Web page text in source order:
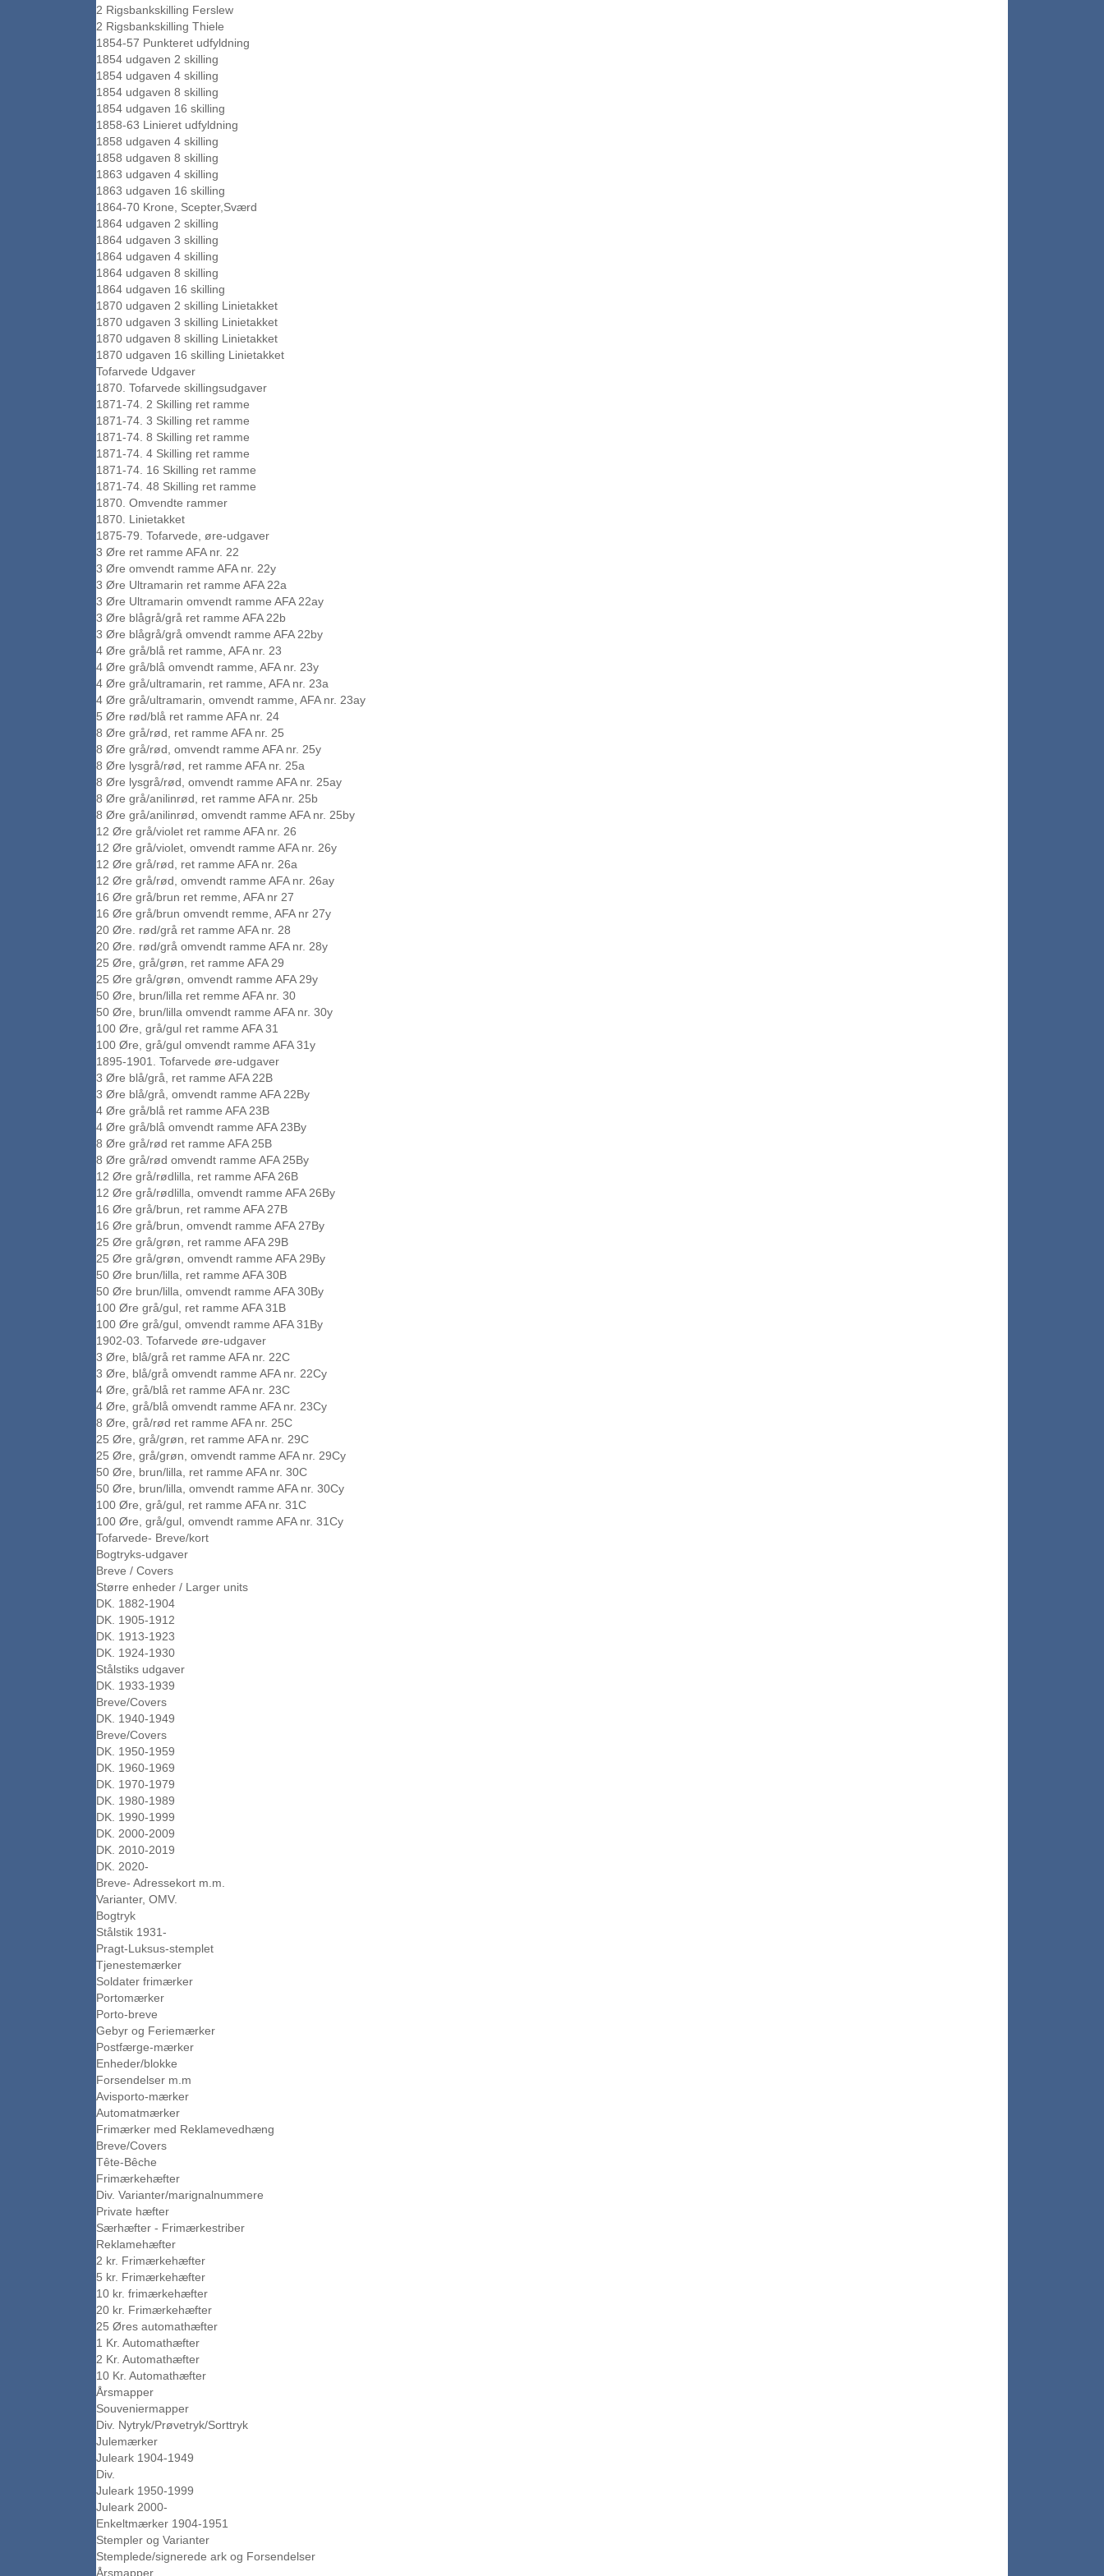
2 Rigsbankskilling Ferslew
2 Rigsbankskilling Thiele
1854-57 Punkteret udfyldning
1854 udgaven 2 skilling
1854 udgaven 4 skilling
1854 udgaven 8 skilling
1854 udgaven 16 skilling
1858-63 Linieret udfyldning
1858 udgaven 4 skilling
1858 udgaven 8 skilling
1863 udgaven 4 skilling
1863 udgaven 16 skilling
1864-70 Krone, Scepter,Sværd
1864 udgaven 2 skilling
1864 udgaven 3 skilling
1864 udgaven 4 skilling
1864 udgaven 8 skilling
1864 udgaven 16 skilling
1870 udgaven 2 skilling Linietakket
1870 udgaven 3 skilling Linietakket
1870 udgaven 8 skilling Linietakket
1870 udgaven 16 skilling Linietakket
Tofarvede Udgaver
1870. Tofarvede skillingsudgaver
1871-74. 2 Skilling ret ramme
1871-74. 3 Skilling ret ramme
1871-74. 8 Skilling ret ramme
1871-74. 4 Skilling ret ramme
1871-74. 16 Skilling ret ramme
1871-74. 48 Skilling ret ramme
1870. Omvendte rammer
1870. Linietakket
1875-79. Tofarvede, øre-udgaver
3 Øre ret ramme AFA nr. 22
3 Øre omvendt ramme AFA nr. 22y
3 Øre Ultramarin ret ramme AFA 22a
3 Øre Ultramarin omvendt ramme AFA 22ay
3 Øre blågrå/grå ret ramme AFA 22b
3 Øre blågrå/grå omvendt ramme AFA 22by
4 Øre grå/blå ret ramme, AFA nr. 23
4 Øre grå/blå omvendt ramme, AFA nr. 23y
4 Øre grå/ultramarin, ret ramme, AFA nr. 23a
4 Øre grå/ultramarin, omvendt ramme, AFA nr. 23ay
5 Øre rød/blå ret ramme AFA nr. 24
8 Øre grå/rød, ret ramme AFA nr. 25
8 Øre grå/rød, omvendt ramme AFA nr. 25y
8 Øre lysgrå/rød, ret ramme AFA nr. 25a
8 Øre lysgrå/rød, omvendt ramme AFA nr. 25ay
8 Øre grå/anilinrød, ret ramme AFA nr. 25b
8 Øre grå/anilinrød, omvendt ramme AFA nr. 25by
12 Øre grå/violet ret ramme AFA nr. 26
12 Øre grå/violet, omvendt ramme AFA nr. 26y
12 Øre grå/rød, ret ramme AFA nr. 26a
12 Øre grå/rød, omvendt ramme AFA nr. 26ay
16 Øre grå/brun ret remme, AFA nr 27
16 Øre grå/brun omvendt remme, AFA nr 27y
20 Øre. rød/grå ret ramme AFA nr. 28
20 Øre. rød/grå omvendt ramme AFA nr. 28y
25 Øre, grå/grøn, ret ramme AFA 29
25 Øre grå/grøn, omvendt ramme AFA 29y
50 Øre, brun/lilla ret remme AFA nr. 30
50 Øre, brun/lilla omvendt ramme AFA nr. 30y
100 Øre, grå/gul ret ramme AFA 31
100 Øre, grå/gul omvendt ramme AFA 31y
1895-1901. Tofarvede øre-udgaver
3 Øre blå/grå, ret ramme AFA 22B
3 Øre blå/grå, omvendt ramme AFA 22By
4 Øre grå/blå ret ramme AFA 23B
4 Øre grå/blå omvendt ramme AFA 23By
8 Øre grå/rød ret ramme AFA 25B
8 Øre grå/rød omvendt ramme AFA 25By
12 Øre grå/rødlilla, ret ramme AFA 26B
12 Øre grå/rødlilla, omvendt ramme AFA 26By
16 Øre grå/brun, ret ramme AFA 27B
16 Øre grå/brun, omvendt ramme AFA 27By
25 Øre grå/grøn, ret ramme AFA 29B
25 Øre grå/grøn, omvendt ramme AFA 29By
50 Øre brun/lilla, ret ramme AFA 30B
50 Øre brun/lilla, omvendt ramme AFA 30By
100 Øre grå/gul, ret ramme AFA 31B
100 Øre grå/gul, omvendt ramme AFA 31By
1902-03. Tofarvede øre-udgaver
3 Øre, blå/grå ret ramme AFA nr. 22C
3 Øre, blå/grå omvendt ramme AFA nr. 22Cy
4 Øre, grå/blå ret ramme AFA nr. 23C
4 Øre, grå/blå omvendt ramme AFA nr. 23Cy
8 Øre, grå/rød ret ramme AFA nr. 25C
25 Øre, grå/grøn, ret ramme AFA nr. 29C
25 Øre, grå/grøn, omvendt ramme AFA nr. 29Cy
50 Øre, brun/lilla, ret ramme AFA nr. 30C
50 Øre, brun/lilla, omvendt ramme AFA nr. 30Cy
100 Øre, grå/gul, ret ramme AFA nr. 31C
100 Øre, grå/gul, omvendt ramme AFA nr. 31Cy
Tofarvede- Breve/kort
Bogtryks-udgaver
Breve / Covers
Større enheder / Larger units
DK. 1882-1904
DK. 1905-1912
DK. 1913-1923
DK. 1924-1930
Stålstiks udgaver
DK. 1933-1939
Breve/Covers
DK. 1940-1949
Breve/Covers
DK. 1950-1959
DK. 1960-1969
DK. 1970-1979
DK. 1980-1989
DK. 1990-1999
DK. 2000-2009
DK. 2010-2019
DK. 2020-
Breve- Adressekort m.m.
Varianter, OMV.
Bogtryk
Stålstik 1931-
Pragt-Luksus-stemplet
Tjenestemærker
Soldater frimærker
Portomærker
Porto-breve
Gebyr og Feriemærker
Postfærge-mærker
Enheder/blokke
Forsendelser m.m
Avisporto-mærker
Automatmærker
Frimærker med Reklamevedhæng
Breve/Covers
Tête-Bêche
Frimærkehæfter
Div. Varianter/marignalnummere
Private hæfter
Særhæfter - Frimærkestriber
Reklamehæfter
2 kr. Frimærkehæfter
5 kr. Frimærkehæfter
10 kr. frimærkehæfter
20 kr. Frimærkehæfter
25 Øres automathæfter
1 Kr. Automathæfter
2 Kr. Automathæfter
10 Kr. Automathæfter
Årsmapper
Souveniermapper
Div. Nytryk/Prøvetryk/Sorttryk
Julemærker
Juleark 1904-1949
Div.
Juleark 1950-1999
Juleark 2000-
Enkeltmærker 1904-1951
Stempler og Varianter
Stemplede/signerede ark og Forsendelser
Årsmapper